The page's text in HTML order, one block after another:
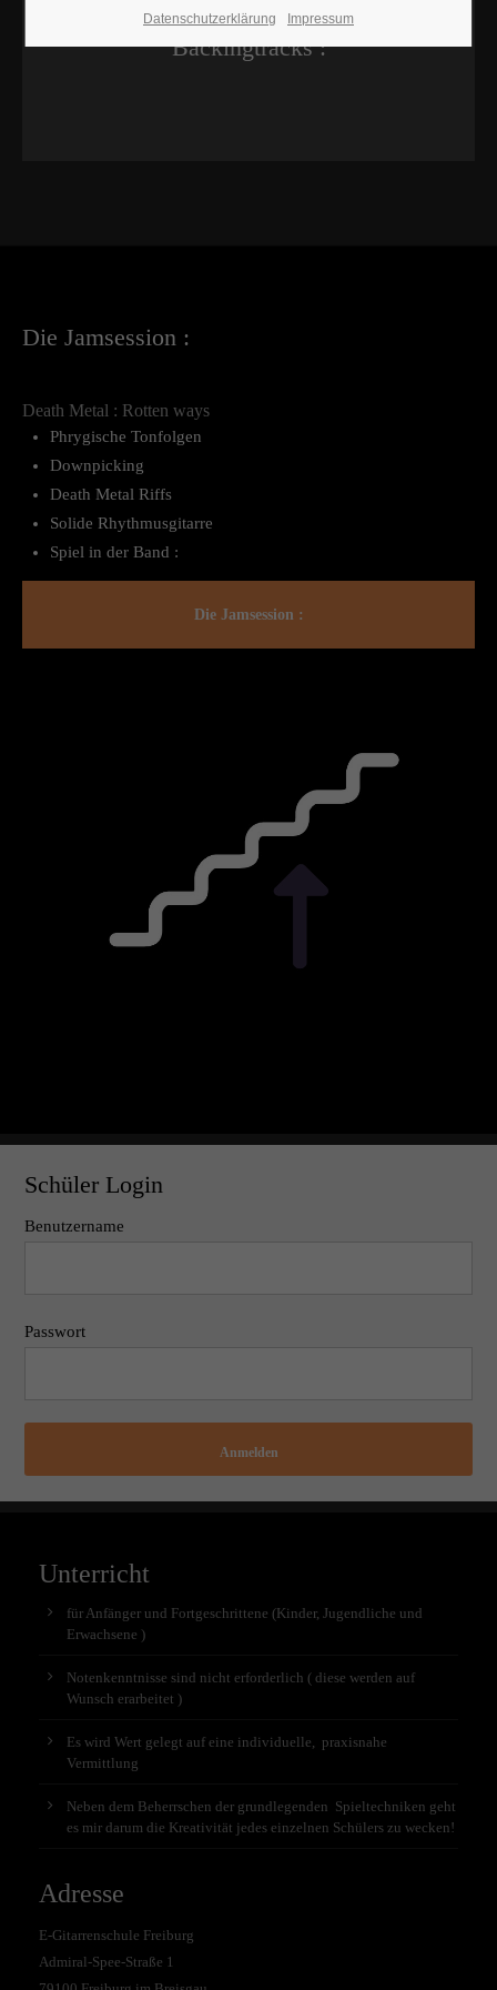
Backingtracks :
Die Jamsession :
Death Metal : Rotten ways
Phrygische Tonfolgen
Downpicking
Death Metal Riffs
Solide Rhythmusgitarre
Spiel in der Band :
Die Jamsession :
Schüler Login
Benutzername
Passwort
Anmelden
Unterricht
für Anfänger und Fortgeschrittene (Kinder, Jugendliche und
Erwachsene )
Notenkenntnisse sind nicht erforderlich ( diese werden auf
Wunsch erarbeitet )
Es wird Wert gelegt auf eine individuelle, praxisnahe
Vermittlung
Neben dem Beherrschen der grundlegenden Spieltechniken geht
es mir darum die Kreativität jedes einzelnen Schülers zu wecken!
Adresse
E-Gitarrenschule Freiburg
Admiral-Spee-Straße 1
Datenschutzerklärung Impressum